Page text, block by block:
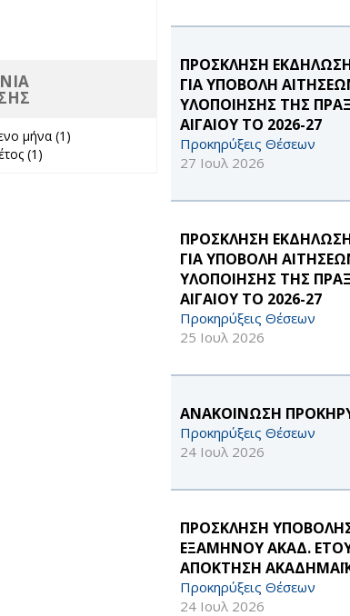
ΠΡΟΣΚΛΗΣΗ
ΓΙΑ ΥΠΟΒΟΛΗ
ΥΛΟΠΟΙΗΣΗΣ ΤΗΣ
ΑΙΓΑΙΟΥ ΤΟ 2026-27
Προκηρύξεις Θέσεων
27 Ιουλ 2026
ΠΡΟΣΚΛΗΣΗ
ΓΙΑ ΥΠΟΒΟΛΗ
ΥΛΟΠΟΙΗΣΗΣ ΤΗΣ
ΑΙΓΑΙΟΥ ΤΟ 2026-27
Προκηρύξεις Θέσεων
25 Ιουλ 2026
ΑΝΑΚΟΙΝΩΣΗ
Προκηρύξεις Θέσεων
24 Ιουλ 2026
ΠΡΟΣΚΛΗΣΗ
ΕΞΑΜΗΝΟΥ ΑΚΑΔ.
ΑΠΟΚΤΗΣΗ
Προκηρύξεις Θέσεων
24 Ιουλ 2026
μήνα (1)
(1)